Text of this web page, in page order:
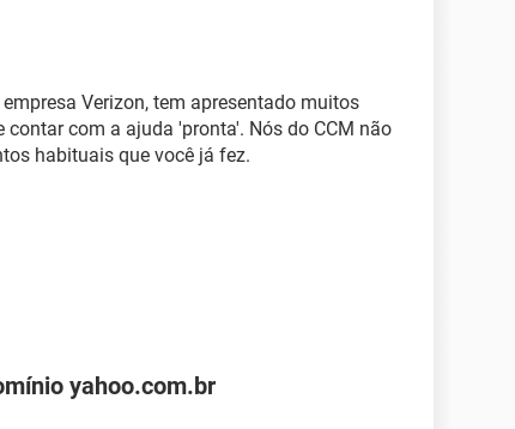
Verizon, tem apresentado muitos
com a ajuda 'pronta'. Nós do CCM não
habituais que você já fez.
yahoo.com.br